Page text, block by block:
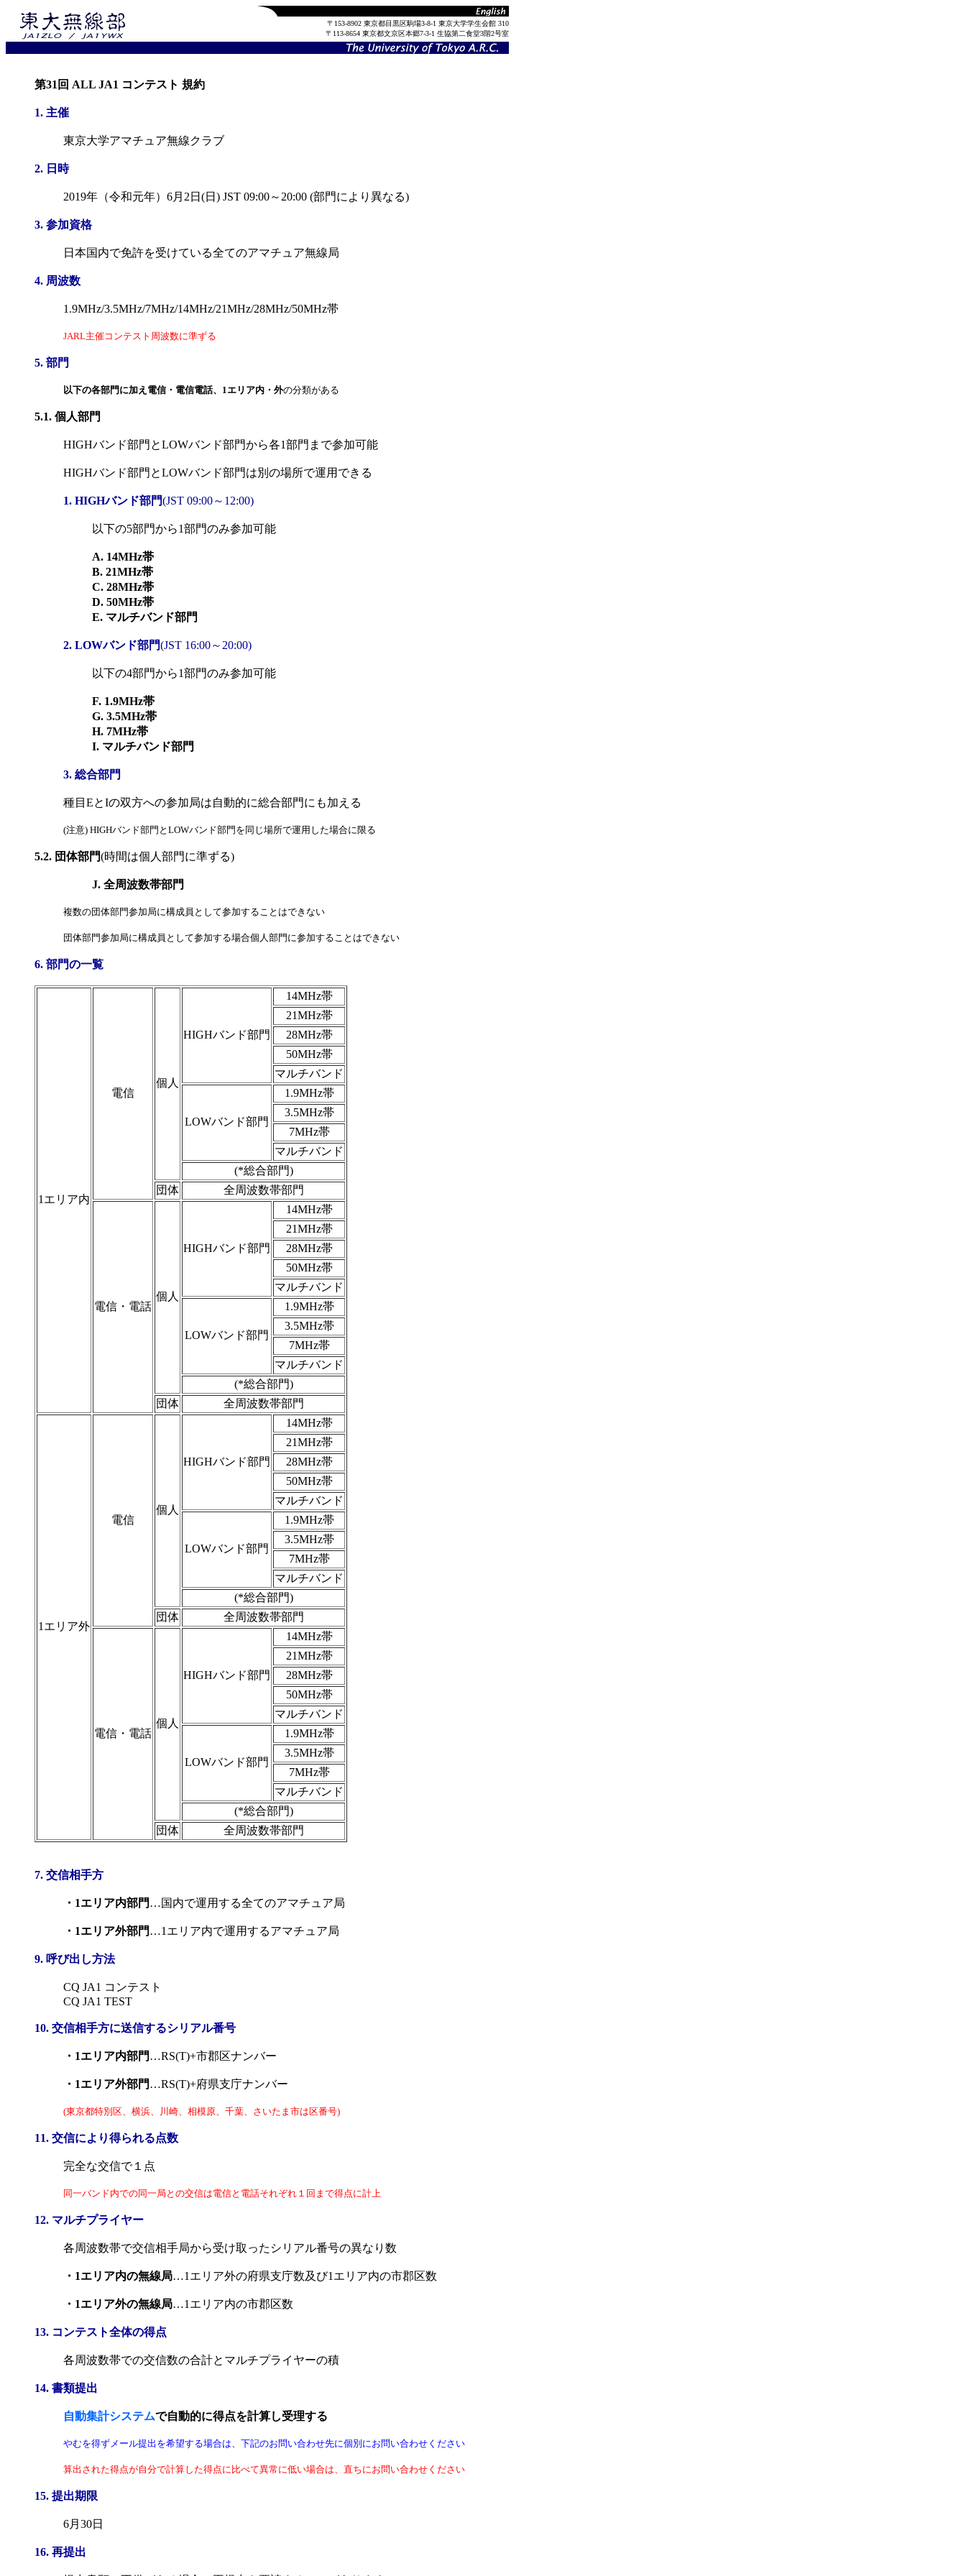
〒153-8902 東京都目黒区駒場3-8-1 東京大学学生会館 310
〒113-8654 東京都文京区本郷7-3-1 生協第二食堂3階2号室
第31回 ALL JA1 コンテスト 規約
1. 主催
東京大学アマチュア無線クラブ
2. 日時
2019年（令和元年）6月2日(日) JST 09:00～20:00 (部門により異なる)
3. 参加資格
日本国内で免許を受けている全てのアマチュア無線局
4. 周波数
1.9MHz/3.5MHz/7MHz/14MHz/21MHz/28MHz/50MHz帯
JARL主催コンテスト周波数に準ずる
5. 部門
以下の各部門に加え電信・電信電話、1エリア内・外の分類がある
5.1. 個人部門
HIGHバンド部門とLOWバンド部門から各1部門まで参加可能
HIGHバンド部門とLOWバンド部門は別の場所で運用できる
1. HIGHバンド部門(JST 09:00～12:00)
以下の5部門から1部門のみ参加可能
A. 14MHz帯
B. 21MHz帯
C. 28MHz帯
D. 50MHz帯
E. マルチバンド部門
2. LOWバンド部門(JST 16:00～20:00)
以下の4部門から1部門のみ参加可能
F. 1.9MHz帯
G. 3.5MHz帯
H. 7MHz帯
I. マルチバンド部門
3. 総合部門
種目EとIの双方への参加局は自動的に総合部門にも加える
(注意) HIGHバンド部門とLOWバンド部門を同じ場所で運用した場合に限る
5.2. 団体部門(時間は個人部門に準ずる)
J. 全周波数帯部門
複数の団体部門参加局に構成員として参加することはできない
団体部門参加局に構成員として参加する場合個人部門に参加することはできない
6. 部門の一覧
1エリア内
電信
個人
HIGHバンド部門
14MHz帯
21MHz帯
28MHz帯
50MHz帯
マルチバンド
LOWバンド部門
1.9MHz帯
3.5MHz帯
7MHz帯
マルチバンド
(*総合部門)
団体
全周波数帯部門
電信・電話
個人
HIGHバンド部門
14MHz帯
21MHz帯
28MHz帯
50MHz帯
マルチバンド
LOWバンド部門
1.9MHz帯
3.5MHz帯
7MHz帯
マルチバンド
(*総合部門)
団体
全周波数帯部門
1エリア外
電信
個人
HIGHバンド部門
14MHz帯
21MHz帯
28MHz帯
50MHz帯
マルチバンド
LOWバンド部門
1.9MHz帯
3.5MHz帯
7MHz帯
マルチバンド
(*総合部門)
団体
全周波数帯部門
電信・電話
個人
HIGHバンド部門
14MHz帯
21MHz帯
28MHz帯
50MHz帯
マルチバンド
LOWバンド部門
1.9MHz帯
3.5MHz帯
7MHz帯
マルチバンド
(*総合部門)
団体
全周波数帯部門
7. 交信相手方
・1エリア内部門…国内で運用する全てのアマチュア局
・1エリア外部門…1エリア内で運用するアマチュア局
9. 呼び出し方法
CQ JA1 コンテスト
CQ JA1 TEST
10. 交信相手方に送信するシリアル番号
・1エリア内部門…RS(T)+市郡区ナンバー
・1エリア外部門…RS(T)+府県支庁ナンバー
(東京都特別区、横浜、川崎、相模原、千葉、さいたま市は区番号)
11. 交信により得られる点数
完全な交信で１点
同一バンド内での同一局との交信は電信と電話それぞれ１回まで得点に計上
12. マルチプライヤー
各周波数帯で交信相手局から受け取ったシリアル番号の異なり数
・1エリア内の無線局…1エリア外の府県支庁数及び1エリア内の市郡区数
・1エリア外の無線局…1エリア内の市郡区数
13. コンテスト全体の得点
各周波数帯での交信数の合計とマルチプライヤーの積
14. 書類提出
自動集計システムで自動的に得点を計算し受理する
やむを得ずメール提出を希望する場合は、下記のお問い合わせ先に個別にお問い合わせください
算出された得点が自分で計算した得点に比べて異常に低い場合は、直ちにお問い合わせください
15. 提出期限
6月30日
16. 再提出